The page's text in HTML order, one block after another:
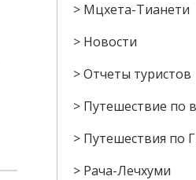
Мцхета-Тианети
Новости
Отчеты туристов
Путешествие по
Путешествия по
Рача-Лечхуми